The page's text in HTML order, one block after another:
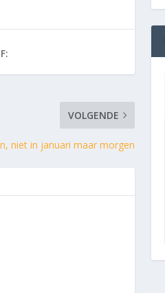
VOLGENDE
niet in januari maar morgen